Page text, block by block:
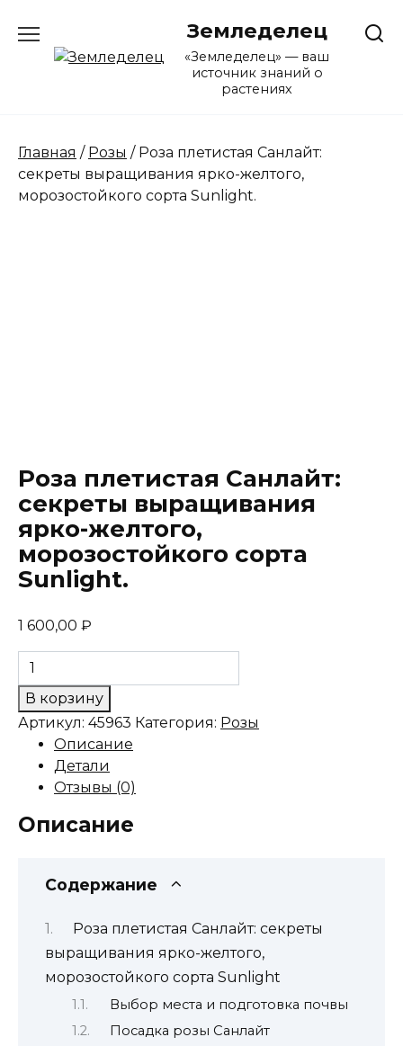
содержанию
Земледелец
«Земледелец» — ваш
источник знаний о
растениях
Главная / Розы / Роза плетистая Санлайт:
секреты выращивания ярко-желтого,
морозостойкого сорта Sunlight.
Роза плетистая Санлайт:
секреты выращивания
ярко-желтого,
морозостойкого сорта
Sunlight.
1 600,00 ₽
Количество
товара
Роза
плетистая
Санлайт:
секреты
выращивания
желтого,
сорта
Sunlight.
В корзину
Артикул: 45963 Категория: Розы
Описание
Детали
Отзывы (0)
Описание
Содержание
Роза плетистая Санлайт: секреты
выращивания ярко-желтого,
морозостойкого сорта Sunlight
Выбор места и подготовка почвы
Посадка розы Санлайт